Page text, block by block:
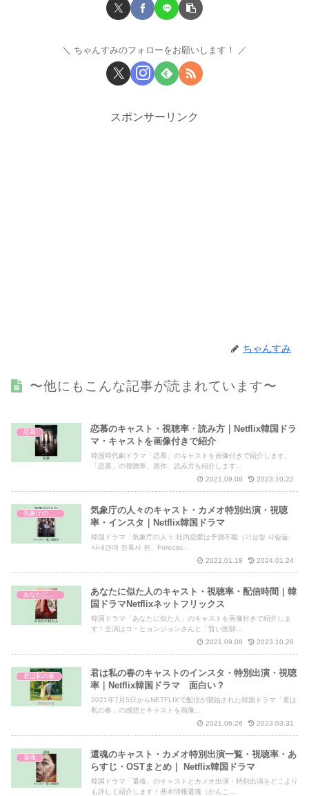
ちゃんすみのフォローをお願いします！
スポンサーリンク
ちゃんすみ
〜他にもこんな記事が読まれています〜
恋慕
恋慕のキャスト・視聴率・読み方｜Netflix韓国ドラ
マ・キャストを画像付きで紹介
韓国時代劇ドラマ「恋慕」のキャストを画像付きで紹介します。
「恋慕」の視聴率、原作、読み方も紹介します...
2021.09.08
2023.10.22
気象庁の人々
気象庁の人々のキャスト・カメオ特別出演・視聴
率・インスタ｜Netflix韓国ドラマ
韓国ドラマ「気象庁の人々:社内恋愛は予測不能（기상청 사람들:
사내연애 잔혹사 편、Forecas...
2022.01.18
2024.01.24
あなたに似た人
あなたに似た人のキャスト・視聴率・配信時間｜韓
国ドラマNetflixネットフリックス
韓国ドラマ「あなたに似た人」のキャストを画像付きで紹介しま
す！主演はコ・ヒョンジョンさんと「賢い医師...
2021.09.08
2023.10.26
君は私の春
君は私の春のキャストのインスタ・特別出演・視聴
率｜Netflix韓国ドラマ 面白い？
2021年7月5日からNETFLIXで配信が開始された韓国ドラマ「君は
私の春」の感想とキャストを画像...
2021.06.26
2023.03.31
還魂
還魂のキャスト・カメオ特別出演一覧・視聴率・あ
らすじ・OSTまとめ｜ Netflix韓国ドラマ
韓国ドラマ「還魂」のキャストとカメオ出演・特別出演をどこより
も詳しく紹介します！基本情報還魂（かんこ...